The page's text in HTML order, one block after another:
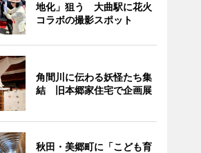
地化」狙う 大曲駅に花火
コラボの撮影スポット
角間川に伝わる妖怪たち集
結 旧本郷家住宅で企画展
秋田・美郷町に「こども育